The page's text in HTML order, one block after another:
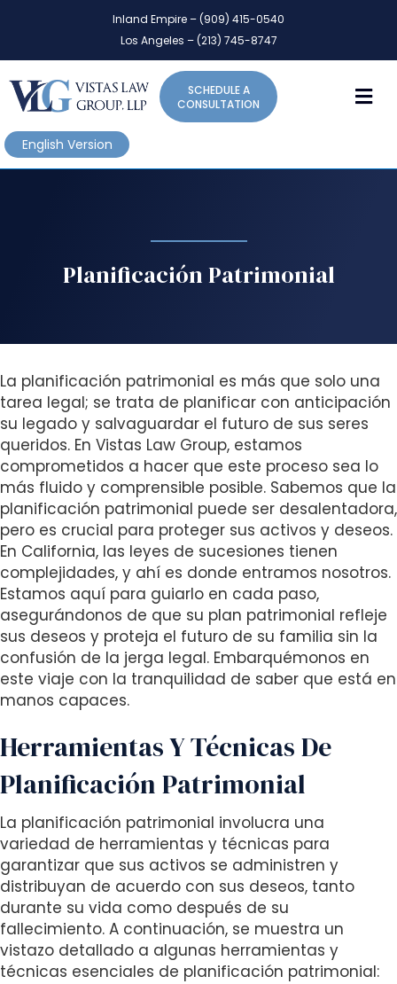
a
n
o
e
b
s
i
t
e
i
n
c
l
u
d
e
s
a
n
a
c
c
e
s
s
i
b
i
l
i
t
y
s
a
d
Inland Empire – (909) 415-0540
Los Angeles – (213) 745-8747
SCHEDULE A
CONSULTATION
English Version
Planificación Patrimonial
La planificación patrimonial es más que solo una
tarea legal; se trata de planificar con anticipación
su legado y salvaguardar el futuro de sus seres
queridos. En Vistas Law Group, estamos
comprometidos a hacer que este proceso sea lo
más fluido y comprensible posible. Sabemos que la
planificación patrimonial puede ser desalentadora,
pero es crucial para proteger sus activos y deseos.
En California, las leyes de sucesiones tienen
complejidades, y ahí es donde entramos nosotros.
Estamos aquí para guiarlo en cada paso,
asegurándonos de que su plan patrimonial refleje
sus deseos y proteja el futuro de su familia sin la
confusión de la jerga legal. Embarquémonos en
este viaje con la tranquilidad de saber que está en
manos capaces.
Herramientas Y Técnicas De
Planificación Patrimonial
La planificación patrimonial involucra una
variedad de herramientas y técnicas para
garantizar que sus activos se administren y
distribuyan de acuerdo con sus deseos, tanto
durante su vida como después de su
fallecimiento. A continuación, se muestra un
vistazo detallado a algunas herramientas y
técnicas esenciales de planificación patrimonial: